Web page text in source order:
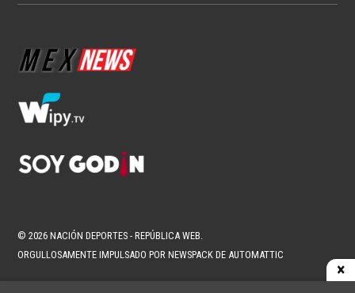
© 2026 NACIÓN DEPORTES - REPÚBLICA WEB.
ORGULLOSAMENTE IMPULSADO POR NEWSPACK DE AUTOMATTIC